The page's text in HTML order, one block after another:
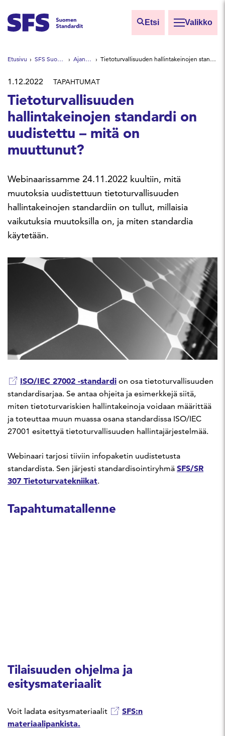
Etsi Valikko
Etsi sivuilta
Hae hakutermillä
Etusivu SFS Suomen Standardit Ajankohtaista Tietoturvallisuuden hallintakeinojen standardi on uudistettu – mitä on muuttunut?
1.12.2022 TAPAHTUMAT
Tietoturvallisuuden
hallintakeinojen standardi on
uudistettu – mitä on
muuttunut?
Webinaarissamme 24.11.2022 kuultiin, mitä
muutoksia uudistettuun tietoturvallisuuden
hallintakeinojen standardiin on tullut, millaisia
vaikutuksia muutoksilla on, ja miten standardia
käytetään.
ISO/IEC 27002 -standardi on osa tietoturvallisuuden
standardisarjaa. Se antaa ohjeita ja esimerkkejä siitä,
miten tietoturvariskien hallintakeinoja voidaan määrittää
ja toteuttaa muun muassa osana standardissa ISO/IEC
27001 esitettyä tietoturvallisuuden hallintajärjestelmää.
Webinaari tarjosi tiiviin infopaketin uudistetusta
standardista. Sen järjesti standardisointiryhmä SFS/SR
307 Tietoturvatekniikat.
Tapahtumatallenne
Tilaisuuden ohjelma ja
esitysmateriaalit
Voit ladata esitysmateriaalit
SFS:n
materiaalipankista.